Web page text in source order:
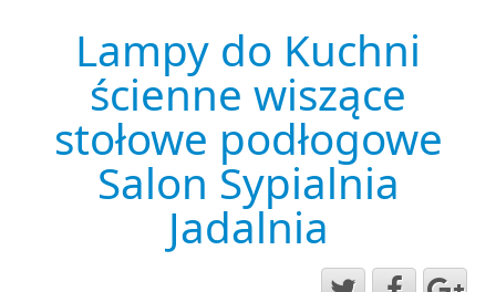
Lampy do Kuchni
ścienne wiszące
stołowe podłogowe
Salon Sypialnia
Jadalnia